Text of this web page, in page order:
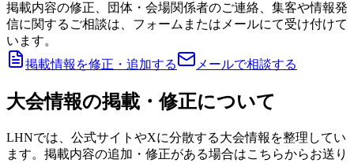
掲載内容の修正、団体・会場関係者のご連絡、集客や情報発
信に関するご相談は、フォームまたはメールにて受け付けて
います。
掲載情報を修正・追加する
メールで相談する
大会情報の掲載・修正について
LHNでは、公式サイトやXに分散する大会情報を整理してい
ます。掲載内容の追加・修正がある場合はこちらからお送り